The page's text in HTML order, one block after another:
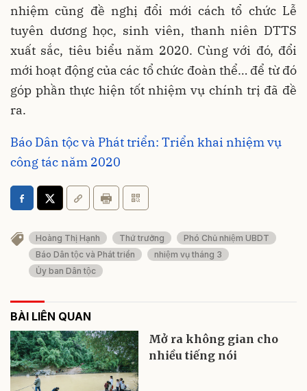
nhiệm cũng đề nghị đổi mới cách tổ chức Lễ
tuyên dương học, sinh viên, thanh niên DTTS
xuất sắc, tiêu biểu năm 2020. Cùng với đó, đổi
mới hoạt động của các tổ chức đoàn thể… để từ đó
góp phần thực hiện tốt nhiệm vụ chính trị đã đề
ra.
Báo Dân tộc và Phát triển: Triển khai nhiệm vụ
công tác năm 2020
Hoàng Thị Hạnh Thứ trưởng
Phó Chủ nhiệm UBDT
Báo Dân tộc và Phát triển
nhiệm vụ tháng 3
Ủy ban Dân tộc
BÀI LIÊN QUAN
Mở ra không gian cho
nhiều tiếng nói